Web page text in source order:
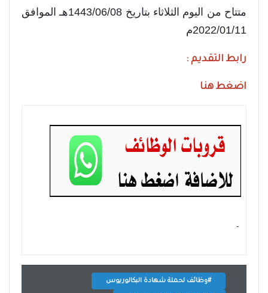
متتاح من اليوم الثلاثاء بتاريخ 1443/06/08هـ الموافق
2022/01/11م
رابط التقديم :
اضغط هنا
- ‏
#وظائف لحملة شهادة البكالوريوس